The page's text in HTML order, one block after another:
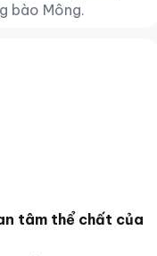
bào Mông.
tâm thể chất của